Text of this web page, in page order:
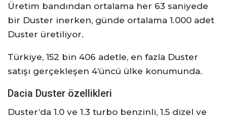
Üretim bandından ortalama her 63 saniyede
bir Duster inerken, günde ortalama 1.000 adet
Duster üretiliyor.
Türkiye, 152 bin 406 adetle, en fazla Duster
satışı gerçekleşen 4’üncü ülke konumunda.
Dacia Duster özellikleri
Duster’da 1.0 ve 1.3 turbo benzinli, 1.5 dizel ve